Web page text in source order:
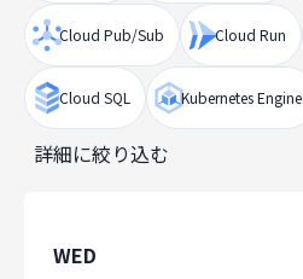
Cloud Pub/Sub Cloud Run
Cloud SQL Kubernetes Engine
詳細に絞り込む
WED